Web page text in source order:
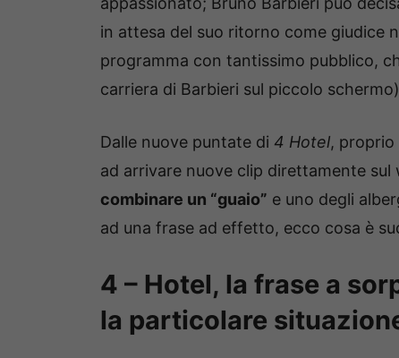
in attesa del suo ritorno come giudice
programma con tantissimo pubblico,
carriera di Barbieri sul piccolo
Dalle nuove puntate di 4 Hotel, proprio
ad arrivare nuove clip direttamente sul
combinare un “guaio” e uno degli
ad una frase ad effetto, ecco cosa è
4 – Hotel, la frase a
la particolare